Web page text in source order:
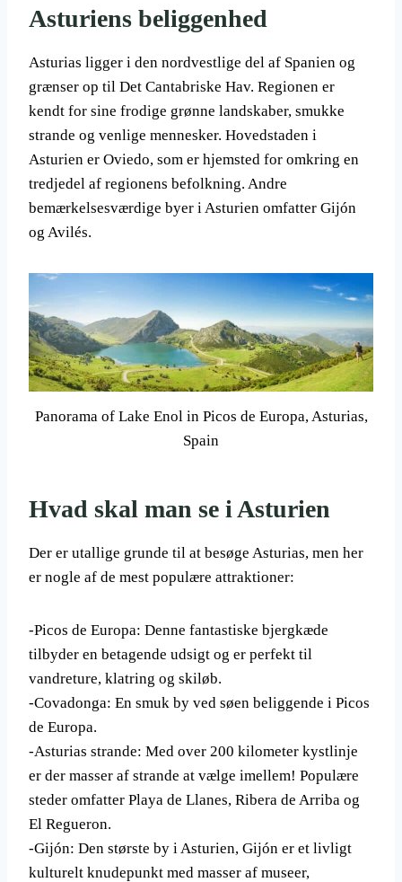
Asturiens beliggenhed
Asturias ligger i den nordvestlige del af Spanien og
grænser op til Det Cantabriske Hav. Regionen er
kendt for sine frodige grønne landskaber, smukke
strande og venlige mennesker. Hovedstaden i
Asturien er Oviedo, som er hjemsted for omkring en
tredjedel af regionens befolkning. Andre
bemærkelsesværdige byer i Asturien omfatter Gijón
og Avilés.
Panorama of Lake Enol in Picos de Europa, Asturias,
Spain
Hvad skal man se i Asturien
Der er utallige grunde til at besøge Asturias, men her
er nogle af de mest populære attraktioner:
-Picos de Europa: Denne fantastiske bjergkæde
tilbyder en betagende udsigt og er perfekt til
vandreture, klatring og skiløb.
-Covadonga: En smuk by ved søen beliggende i Picos
de Europa.
-Asturias strande: Med over 200 kilometer kystlinje
er der masser af strande at vælge imellem! Populære
steder omfatter Playa de Llanes, Ribera de Arriba og
El Regueron.
-Gijón: Den største by i Asturien, Gijón er et livligt
kulturelt knudepunkt med masser af museer,